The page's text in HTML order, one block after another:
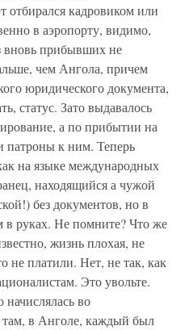
отбирался кадровиком или
в аэропорту, видимо,
вновь прибывших не
чем Ангола, причем
юридического документа,
статус. Зато выдавалось
а по прибытии на
патроны к ним. Теперь
на языке международных
находящийся а чужой
без документов, но в
руках. Не помните? Что же
жизнь плохая, не
не платили. Нет, не так, как
Это увольте.
во
в Анголе, каждый был